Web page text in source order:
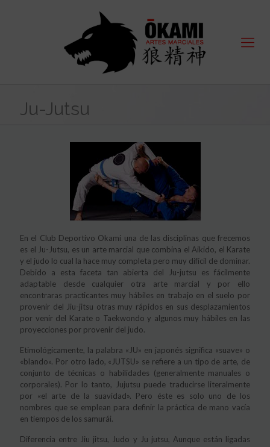
Ju-Jutsu
En el Club Deportivo Okami una de las disciplinas que frecemos
es el Ju-Jutsu, es un arte marcial que combina el Aikido, el Karate
y el judo lo cual la hace muy completa pero muy difícil de dominar.
Debido a esta faceta tan abierta del Ju-jutsu es fácilmente
adaptable desde cualquier otra arte marcial y por ello
encontraras practicantes muy hábiles en trabajo en el suelo por
provenir del Jiu-jitsu otras muy rápidos en sus desplazamientos
por venir del Karate o Taekwondo y algunos muy hábiles en las
proyecciones por provenir del judo.
Etimológicamente, la palabra «JU» en japonés significa «suave» o
«blando». Por otro lado, «JUTSU» se refiere a un tipo de arte, de
conjunto de técnicas o habilidades (generalmente manuales o
corporales). Por lo tanto, Jujutsu puede traducirse literalmente
por «el arte de la suavidad». Pero éste es solo uno de los
nombres que se emplean para definir la práctica de mano vacía
en tiempos de los samurái.
Diferencia entre Jiu jitsu, Judo y Ju jutsu, Aunque están ligadas